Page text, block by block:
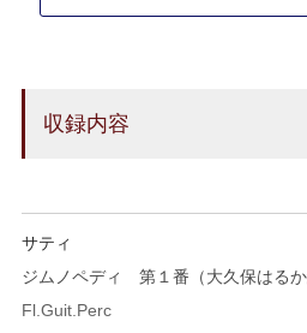
収録内容
サティ
ジムノペディ 第１番（大久保はるか
Fl.Guit.Perc